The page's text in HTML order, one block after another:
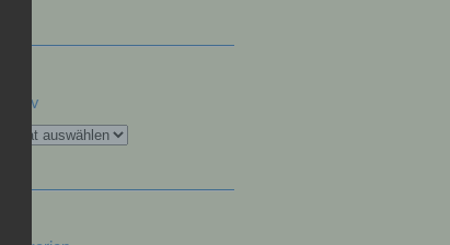
Archiv
Archiv